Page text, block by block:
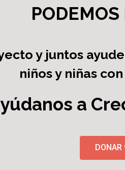
y juntos
niños y niñas
a
DONAR